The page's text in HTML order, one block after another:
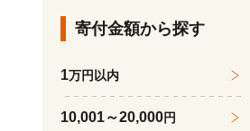
寄付金額から探す
1万円以内
10,001～20,000円